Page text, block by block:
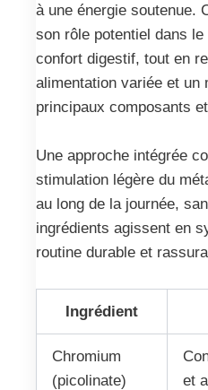
à une énergie soutenue.
son rôle potentiel dans
confort digestif, tout en
alimentation variée et un
principaux composants
Une approche intégrée
stimulation légère du
au long de la journée,
ingrédients agissent en
routine durable et
Ingrédient
Chromium
(picolinate)
et